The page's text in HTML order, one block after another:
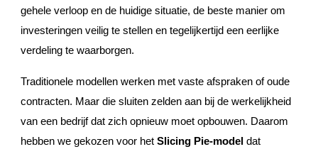
gehele verloop en de huidige situatie, de beste manier om
investeringen veilig te stellen en tegelijkertijd een eerlijke
verdeling te waarborgen.
Traditionele modellen werken met vaste afspraken of oude
contracten. Maar die sluiten zelden aan bij de werkelijkheid
van een bedrijf dat zich opnieuw moet opbouwen. Daarom
hebben we gekozen voor hetSlicing Pie-model dat